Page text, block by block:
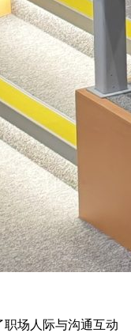
职场人际与沟通互动